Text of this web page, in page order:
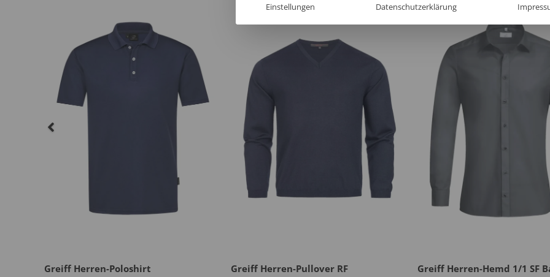
Greiff Herren-Poloshirt Greiff Herren-Pullover RF Greiff Herren-Hemd 1/1 SF
Einstellungen Datenschutzerklärung